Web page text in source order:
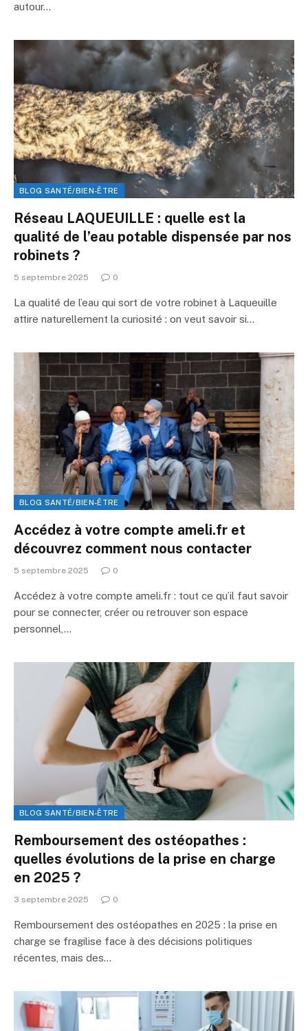
autour…
BLOG SANTÉ/BIEN-ÊTRE
Réseau LAQUEUILLE : quelle est la
qualité de l’eau potable dispensée par nos
robinets ?
5 septembre 2025 0
La qualité de l’eau qui sort de votre robinet à Laqueuille
attire naturellement la curiosité : on veut savoir si…
BLOG SANTÉ/BIEN-ÊTRE
Accédez à votre compte ameli.fr et
découvrez comment nous contacter
5 septembre 2025 0
Accédez à votre compte ameli.fr : tout ce qu’il faut savoir
pour se connecter, créer ou retrouver son espace
personnel,…
BLOG SANTÉ/BIEN-ÊTRE
Remboursement des ostéopathes :
quelles évolutions de la prise en charge
en 2025 ?
3 septembre 2025 0
Remboursement des ostéopathes en 2025 : la prise en
charge se fragilise face à des décisions politiques
récentes, mais des…